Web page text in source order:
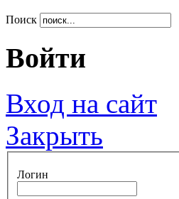
Поиск
Войти
Вход на сайт
Закрыть
Логин